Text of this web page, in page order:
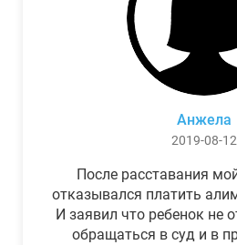
Анжела
2019-08-12
После расставания
отказывался платить
И заявил что ребенок не
обращаться в суд и в